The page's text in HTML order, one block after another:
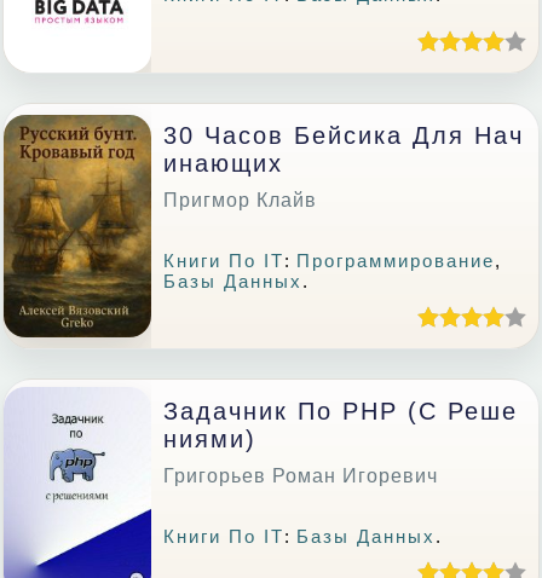
30 Часов Бейсика Для Нач
Инающих
Пригмор Клайв
Книги По IT: Программирование,
Базы Данных .
Задачник По PHP (с Реше
Ниями)
Григорьев Роман Игоревич
Книги По IT: Базы Данных .